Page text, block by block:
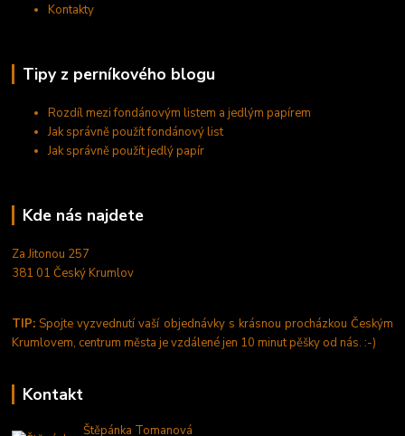
Kontakty
Tipy z perníkového blogu
Rozdíl mezi fondánovým listem a jedlým papírem
Jak správně použít fondánový list
Jak správně použít jedlý papír
Kde nás najdete
Za Jitonou 257
381 01 Český Krumlov
TIP: Spojte vyzvednutí vaší objednávky s krásnou procházkou Českým
Krumlovem, centrum města je vzdálené jen 10 minut pěšky od nás. :-)
Kontakt
Štěpánka Tomanová